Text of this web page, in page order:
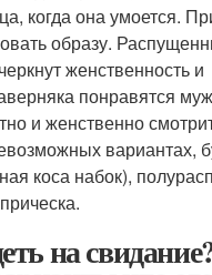
когда она умоется.
образу.
женственность и
понравятся
и женственно
вариантах,
коса набок),
на